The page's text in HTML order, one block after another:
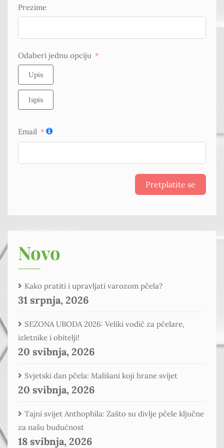
Prezime
Odaberi jednu opciju
Upis
Ispis
Email
Pretplatite se
Novo
Kako pratiti i upravljati varozom pčela?
31 srpnja, 2026
SEZONA UBODA 2026: Veliki vodič za pčelare,
izletnike i obitelji!
20 svibnja, 2026
Svjetski dan pčela: Mališani koji hrane svijet
20 svibnja, 2026
Tajni svijet Anthophila: Zašto su divlje pčele ključne
za našu budućnost
18 svibnja, 2026